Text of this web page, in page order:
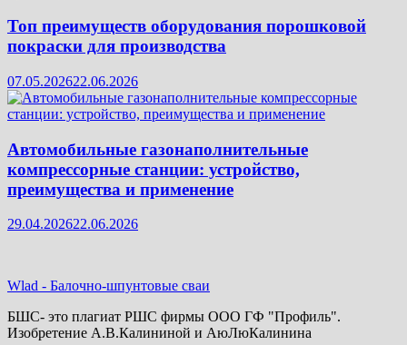
Топ преимуществ оборудования порошковой
покраски для производства
07.05.202622.06.2026
Автомобильные газонаполнительные
компрессорные станции: устройство,
преимущества и применение
29.04.202622.06.2026
Wlad - Балочно-шпунтовые сваи
БШС- это плагиат РШС фирмы ООО ГФ "Профиль".
Изобретение А.В.Калининой и АюЛюКалинина